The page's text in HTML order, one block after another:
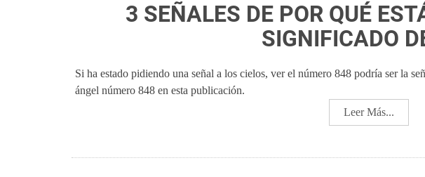
3 SEÑALES DE POR QUÉ
SIGNIFICADO
Si ha estado pidiendo una señal a los cielos, ver el número 848 podría ser la
ángel número 848 en esta publicación.
Leer Más...